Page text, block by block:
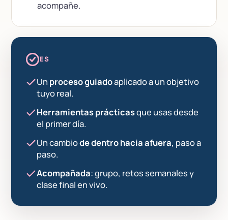
acompañe.
ES
Un proceso guiadoaplicado a un objetivo
tuyo real.
Herramientas prácticasque usas desde
el primer día.
Un cambiode dentro hacia afuera, paso a
paso.
Acompañada: grupo, retos semanales y
clase final en vivo.